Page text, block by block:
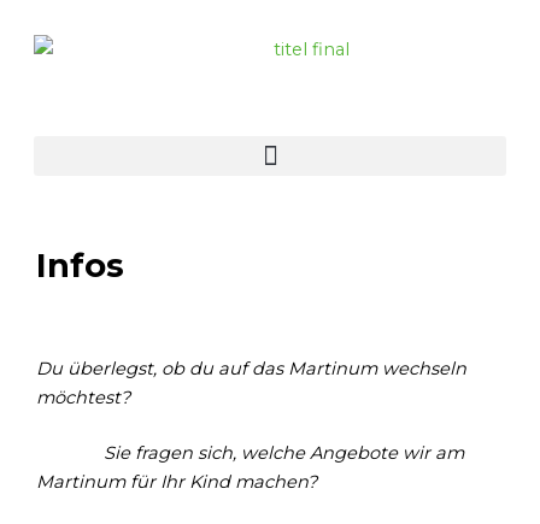
Inhalt
Infos
Du überlegst, ob du auf das Martinum wechseln
möchtest?
Sie fragen sich, welche Angebote wir am
Martinum für Ihr Kind machen?